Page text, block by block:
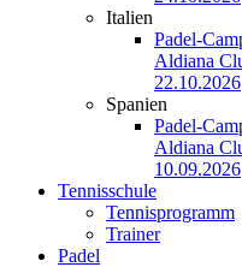
Italien
Padel-
Aldiana
22.10.2026
Spanien
Padel-
Aldiana
10.09.2026
Tennisschule
Tennisprogramm
Trainer
Padel